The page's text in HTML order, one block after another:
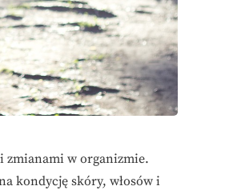
zmianami w organizmie.
kondycję skóry, włosów i